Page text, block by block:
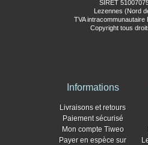
SIRET
Lezennes (Nord
TVA intracommunautaire
Copyright tous
Informations
Livraisons et retours
Paiement sécurisé
Mon compte Tiweo
Payer en espèce sur